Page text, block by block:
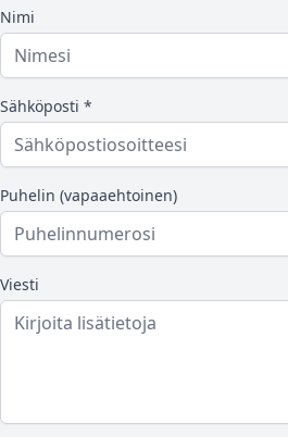
Nimi
Sähköposti *
Puhelin (vapaaehtoinen)
Viesti